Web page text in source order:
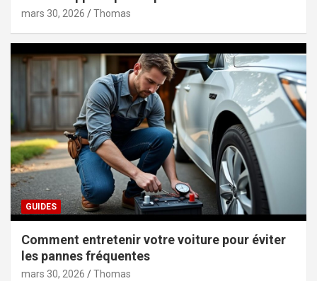
mars 30, 2026 Thomas
GUIDES
Comment entretenir votre voiture pour éviter
les pannes fréquentes
mars 30, 2026 Thomas